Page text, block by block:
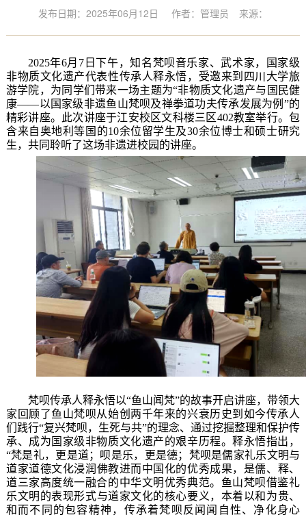
发布日期：2025年06月12日 作者：管理员 来源：
2025年6月7日下午，知名梵呗音乐家、武术家，国家级
非物质文化遗产代表性传承人释永悟，受邀来到 四川大学旅
游学院， 为同学们带来一场主题为“非物质文化遗产与国民健
康——以国家级非遗鱼山梵呗及禅拳道功夫传承发展为例”的
精彩讲座。此次讲座于江安校区文科楼三区402教室举行。包
含来自奥地利等国 的10余位留学生及30余位博士和硕士研究
生，共同聆听了这场非遗进校园的讲座。
梵呗传承人释永悟以“鱼山闻梵”的故事开启讲座，带领大
家回顾了鱼山梵呗从始创两千年来的兴衰历史到如今传承人
们践行“复兴梵呗，生死与共”的理念、通过挖掘整理和保护传
承、成为国家级非物质文化遗产的艰辛历程。释永悟指出，
“梵是礼，更是道； 呗是乐，更是德；梵呗是儒家礼乐文明与
道家道德文化浸润 佛教进而中国化的优秀成果，是儒、释、
道三家高度统一融合的中华文明优秀典范。鱼山梵呗借鉴礼
乐文明的表现形式与道家文化的核心要义 ， 本着以和为贵、
和而不同 的包容精神， 传承着梵呗 反闻闻自性、 净化身心